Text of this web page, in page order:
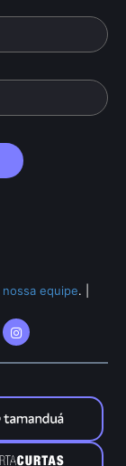
nossa equipe.